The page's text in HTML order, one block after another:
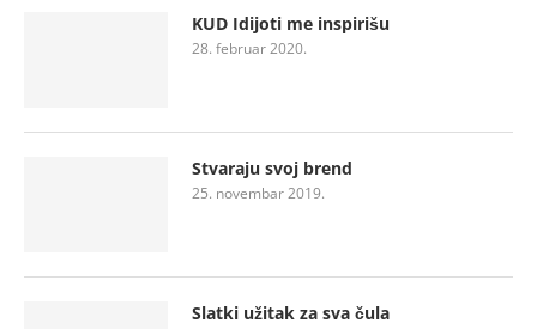
KUD Idijoti me inspirišu
28. februar 2020.
Stvaraju svoj brend
25. novembar 2019.
Slatki užitak za sva čula